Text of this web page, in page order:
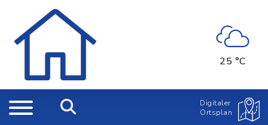
25 °C
Digitaler
Ortsplan